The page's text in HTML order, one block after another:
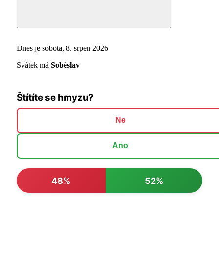
Search
Dnes je sobota, 8. srpen 2026
Svátek má Soběslav
Štítíte se hmyzu?
Ne
Ano
48% 52%